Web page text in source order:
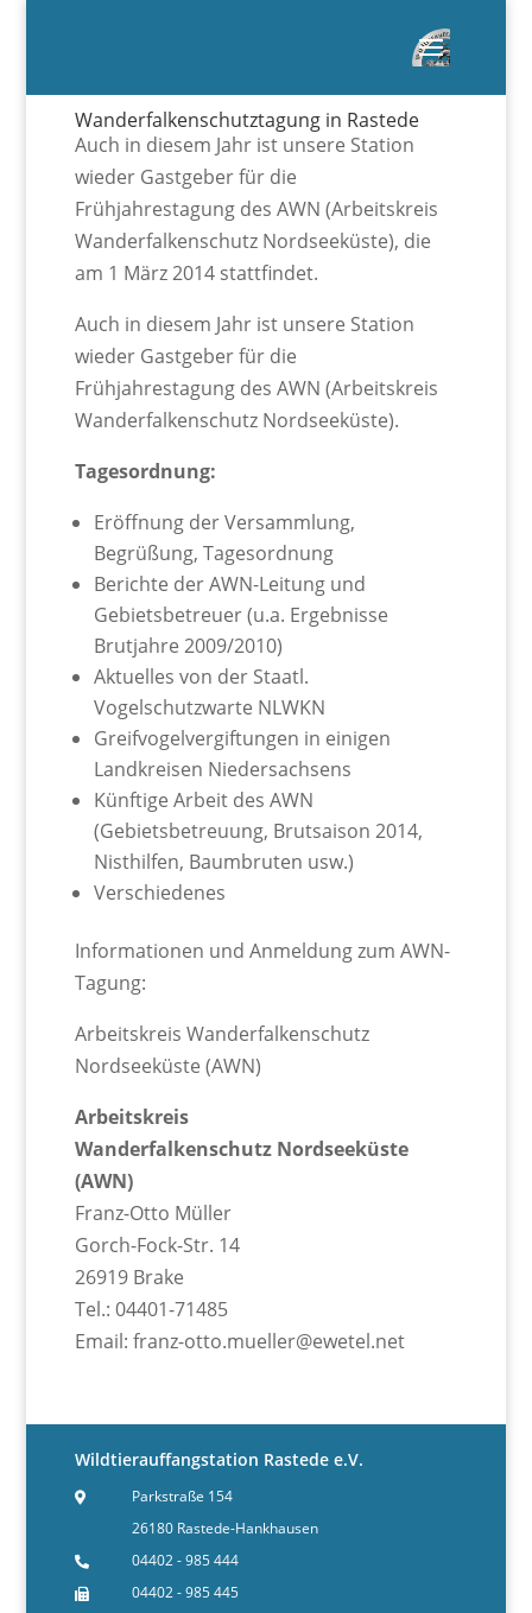
Wanderfalkenschutztagung in Rastede
Auch in diesem Jahr ist unsere Station
wieder Gastgeber für die
Frühjahrestagung des AWN (Arbeitskreis
Wanderfalkenschutz Nordseeküste), die
am 1 März 2014 stattfindet.
Auch in diesem Jahr ist unsere Station
wieder Gastgeber für die
Frühjahrestagung des AWN (Arbeitskreis
Wanderfalkenschutz Nordseeküste).
Tagesordnung:
Eröffnung der Versammlung,
Begrüßung, Tagesordnung
Berichte der AWN-Leitung und
Gebietsbetreuer (u.a. Ergebnisse
Brutjahre 2009/2010)
Aktuelles von der Staatl.
Vogelschutzwarte NLWKN
Greifvogelvergiftungen in einigen
Landkreisen Niedersachsens
Künftige Arbeit des AWN
(Gebietsbetreuung, Brutsaison 2014,
Nisthilfen, Baumbruten usw.)
Verschiedenes
Informationen und Anmeldung zum AWN-
Tagung:
Arbeitskreis Wanderfalkenschutz
Nordseeküste (AWN)
Arbeitskreis
Wanderfalkenschutz Nordseeküste
(AWN)
Franz-Otto Müller
Gorch-Fock-Str. 14
26919 Brake
Tel.: 04401-71485
Email: franz-otto.mueller@ewetel.net
Wildtierauffangstation Rastede e.V.
Parkstraße 154
26180 Rastede-Hankhausen
04402 - 985 444
04402 - 985 445